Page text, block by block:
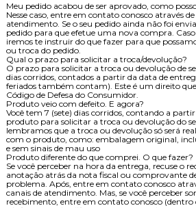
Meu pedido acabou de ser aprovado, como
Nesse caso, entre em contato conosco através
atendimento. Se o seu pedido ainda não foi
pedido para que efetue uma nova compra.
iremos te instruir do que fazer para que
ou troca do pedido.
Qual o prazo para solicitar a troca/devolução?
O prazo para solicitar a troca ou devolução de
dias corridos, contados a partir da data de
feriados também contam). Este é um direito
Código de Defesa do Consumidor.
Produto veio com defeito. E agora?
Você tem 7 (sete) dias corridos, contando a
produto para solicitar a troca ou devolução do
lembramos que a troca ou devolução só será
com o produto, como: embalagem original,
e sem sinais de mau uso
Produto diferente do que comprei. O que fazer?
Se você perceber na hora da entrega, recuse o
anotação atrás da nota fiscal ou comprovante
problema. Após, entre em contato conosco
canais de atendimento. Mas, se você perceber
recebimento, entre em contato conosco (dentro